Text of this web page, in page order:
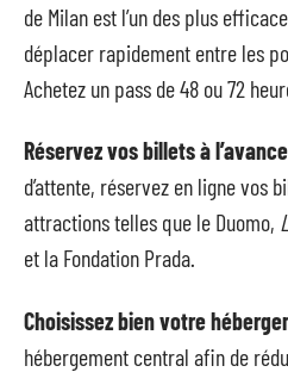
de Milan est l’un des plus
déplacer rapidement entre les
Achetez un pass de 48 ou 72
Réservez vos billets à
d’attente, réservez en ligne vos
attractions telles que le Duomo,
et la Fondation Prada.
Choisissez bien votre
hébergement central afin de